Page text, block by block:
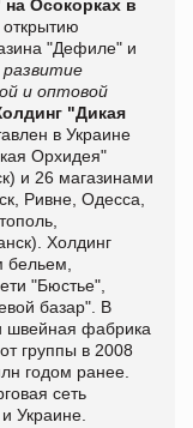
Осокорках в
открытию
"Дефиле" и
и оптовой
"Дикая
в Украине
Орхидея"
и 26 магазинами
Ривне, Одесса,
Холдинг
бельем,
"Бюстье",
базар". В
швейная фабрика
группы в 2008
годом ранее.
сеть
Украине.